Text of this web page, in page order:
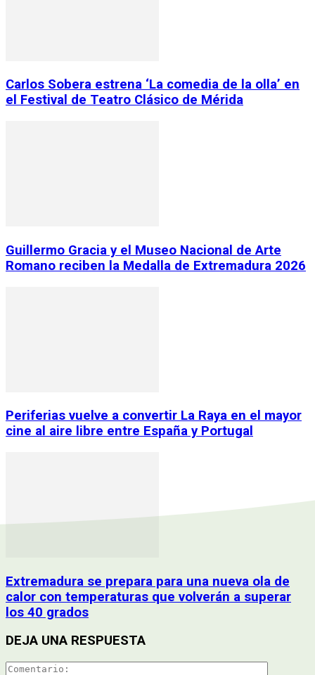
Carlos Sobera estrena ‘La comedia de la olla’ en
el Festival de Teatro Clásico de Mérida
Guillermo Gracia y el Museo Nacional de Arte
Romano reciben la Medalla de Extremadura 2026
Periferias vuelve a convertir La Raya en el mayor
cine al aire libre entre España y Portugal
Extremadura se prepara para una nueva ola de
calor con temperaturas que volverán a superar
los 40 grados
DEJA UNA RESPUESTA